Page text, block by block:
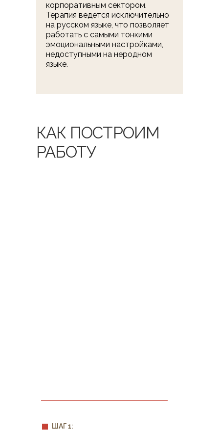
корпоративным сектором.
Терапия ведется исключительно
на русском языке, что позволяет
работать с самыми тонкими
эмоциональными настройками,
недоступными на неродном
языке.
КАК ПОСТРОИМ
РАБОТУ
ШАГ 1: